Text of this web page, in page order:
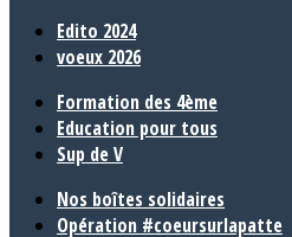
Edito 2024
voeux 2026
Formation des 4ème
Education pour tous
Sup de V
Nos boîtes solidaires
Opération #coeursurlapatte